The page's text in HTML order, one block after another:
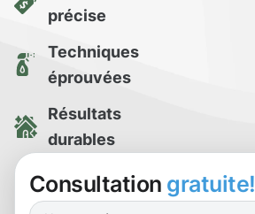
précise
Techniques
éprouvées
Résultats
durables
Essai de
nettoyage gratuit
Consultation gratuite!